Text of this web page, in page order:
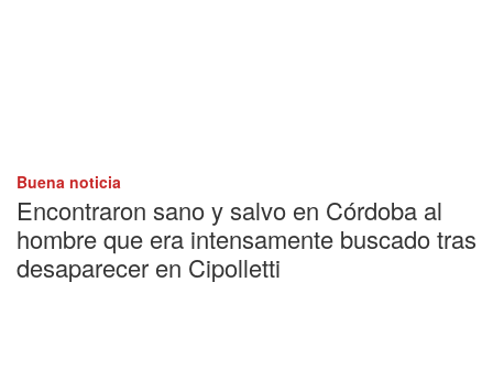
Buena noticia
Encontraron sano y salvo en Córdoba al
hombre que era intensamente buscado tras
desaparecer en Cipolletti